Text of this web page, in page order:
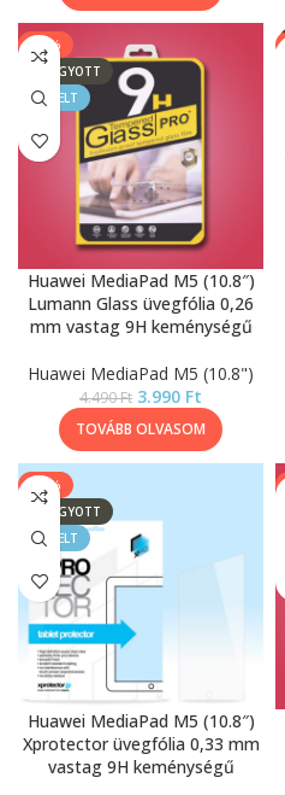
-11%
ELFOGYOTT
KIEMELT
Huawei MediaPad M5 (10.8″)
Lumann Glass üvegfólia 0,26
mm vastag 9H keménységű
Huawei MediaPad M5 (10.8")
4.490Ft 3.990 Ft
TOVÁBB OLVASOM
-17%
ELFOGYOTT
KIEMELT
Huawei MediaPad M5 (10.8″)
Xprotector üvegfólia 0,33 mm
vastag 9H keménységű